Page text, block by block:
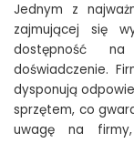
Jednym z
zajmującej się
dostępność
doświadczenie.
dysponują
sprzętem, co
uwagę na